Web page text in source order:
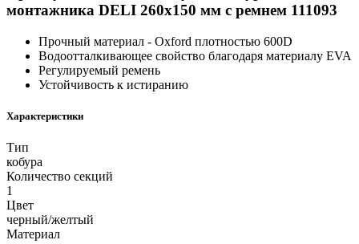
монтажника DELI 260x150 мм с ремнем 111093
Прочный материал - Oxford плотностью 600D
Водоотталкивающее свойство благодаря материалу EVA
Регулируемый ремень
Устойчивость к истиранию
Характеристики
Тип
кобура
Количество секций
1
Цвет
черный/желтый
Материал